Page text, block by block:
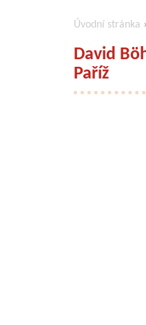
Úvodní stránka
David
Paříž